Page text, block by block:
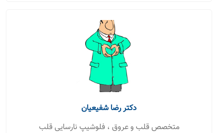
دکتر رضا شفیعیان
متخصص قلب و عروق ، فلوشیپ نارسایی قلب